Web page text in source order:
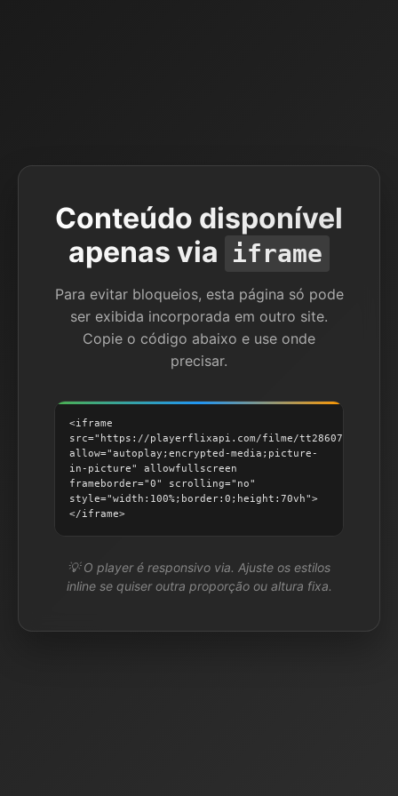
Conteúdo disponível
apenas via iframe
Para evitar bloqueios, esta página só pode
ser exibida incorporada em outro site.
Copie o código abaixo e use onde
precisar.
<iframe
src="https://playerflixapi.com/filme/tt28607951"
allow="autoplay;encrypted-media;picture-
in-picture" allowfullscreen
frameborder="0" scrolling="no"
style="width:100%;border:0;height:70vh">
</iframe>
💡 O player é responsivo via. Ajuste os estilos
inline se quiser outra proporção ou altura fixa.